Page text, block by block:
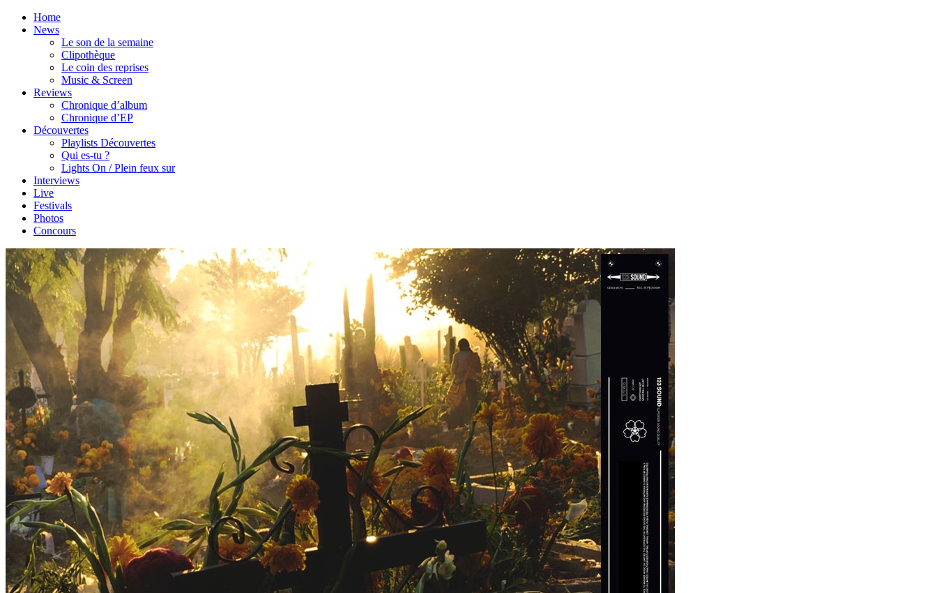
Home
News
Le son de la semaine
Clipothèque
Le coin des reprises
Music & Screen
Reviews
Chronique d’album
Chronique d’EP
Découvertes
Playlists Découvertes
Qui es-tu ?
Lights On / Plein feux sur
Interviews
Live
Festivals
Photos
Concours